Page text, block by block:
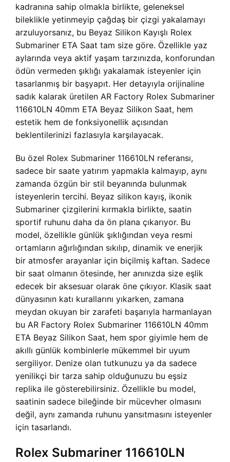
kadranına sahip olmakla birlikte, geleneksel
bileklikle yetinmeyip çağdaş bir çizgi yakalamayı
arzuluyorsanız, bu Beyaz Silikon Kayışlı Rolex
Submariner ETA Saat tam size göre. Özellikle yaz
aylarında veya aktif yaşam tarzınızda, konforundan
ödün vermeden şıklığı yakalamak isteyenler için
tasarlanmış bir başyapıt. Her detayıyla orijinaline
sadık kalarak üretilen AR Factory Rolex Submariner
116610LN 40mm ETA Beyaz Silikon Saat, hem
estetik hem de fonksiyonellik açısından
beklentilerinizi fazlasıyla karşılayacak.
Bu özel Rolex Submariner 116610LN referansı,
sadece bir saate yatırım yapmakla kalmayıp, aynı
zamanda özgün bir stil beyanında bulunmak
isteyenlerin tercihi. Beyaz silikon kayış, ikonik
Submariner çizgilerini kırmakla birlikte, saatin
sportif ruhunu daha da ön plana çıkarıyor. Bu
model, özellikle günlük şıklığından veya resmi
ortamların ağırlığından sıkılıp, dinamik ve enerjik
bir atmosfer arayanlar için biçilmiş kaftan. Sadece
bir saat olmanın ötesinde, her anınızda size eşlik
edecek bir aksesuar olarak öne çıkıyor. Klasik saat
dünyasının katı kurallarını yıkarken, zamana
meydan okuyan bir zarafeti başarıyla harmanlayan
bu AR Factory Rolex Submariner 116610LN 40mm
ETA Beyaz Silikon Saat, hem spor giyimle hem de
akıllı günlük kombinlerle mükemmel bir uyum
sergiliyor. Denize olan tutkunuzu ya da sadece
yenilikçi bir tarza sahip olduğunuzu bu eşsiz
replika ile gösterebilirsiniz. Özellikle bu model,
saatinin sadece bileğinde bir mücevher olmasını
değil, aynı zamanda ruhunu yansıtmasını isteyenler
için tasarlandı.
Rolex Submariner 116610LN